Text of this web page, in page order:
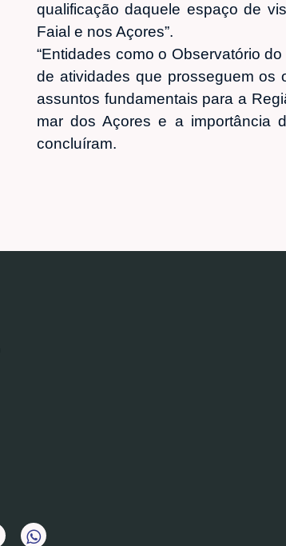
qualificação daquele espaço de
Faial e nos Açores”.
“Entidades como o Observatório
de atividades que prosseguem os
assuntos fundamentais para a
mar dos Açores e a importância
concluíram.